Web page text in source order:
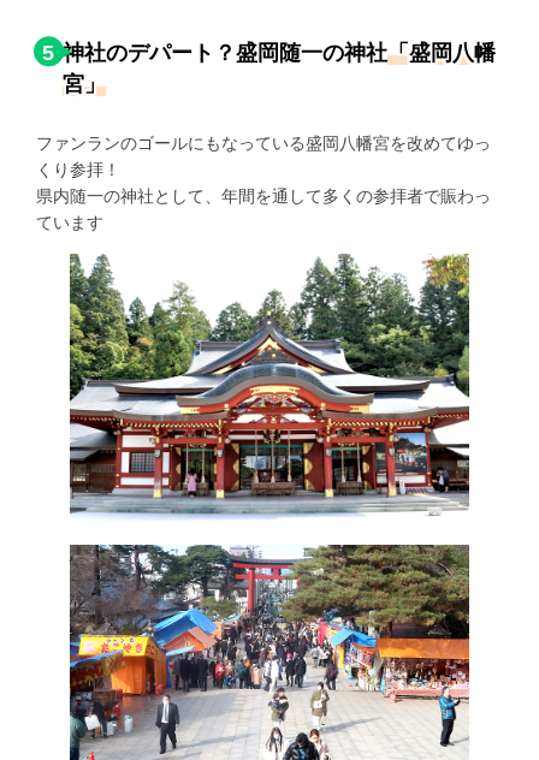
5 神社のデパート？盛岡随一の神社「盛岡八幡
宮」
ファンランのゴールにもなっている盛岡八幡宮を改めてゆっ
くり参拝！
県内随一の神社として、年間を通して多くの参拝者で賑わっ
ています